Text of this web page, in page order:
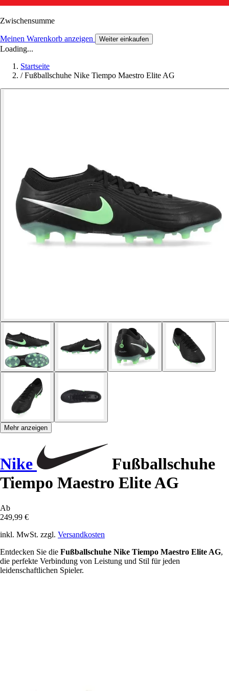
Zwischensumme
Meinen Warenkorb anzeigen Weiter einkaufen
Loading...
Startseite
/ Fußballschuhe Nike Tiempo Maestro Elite AG
Mehr anzeigen
Nike
Fußballschuhe
Tiempo Maestro Elite AG
Ab
249,99 €
inkl. MwSt. zzgl. Versandkosten
Entdecken Sie die Fußballschuhe Nike Tiempo Maestro Elite AG,
die perfekte Verbindung von Leistung und Stil für jeden
leidenschaftlichen Spieler.